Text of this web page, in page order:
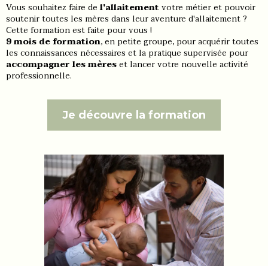
Vous souhaitez faire del'allaitementvotre métier et pouvoir
soutenir toutes les mères dans leur aventure d'allaitement ?
Cette formation est faite pour vous !
9 mois de formation, en petite groupe, pour acquérir toutes
les connaissances nécessaires et la pratique supervisée pour
accompagner les mèreset lancer votre nouvelle activité
professionnelle.
Je découvre la formation